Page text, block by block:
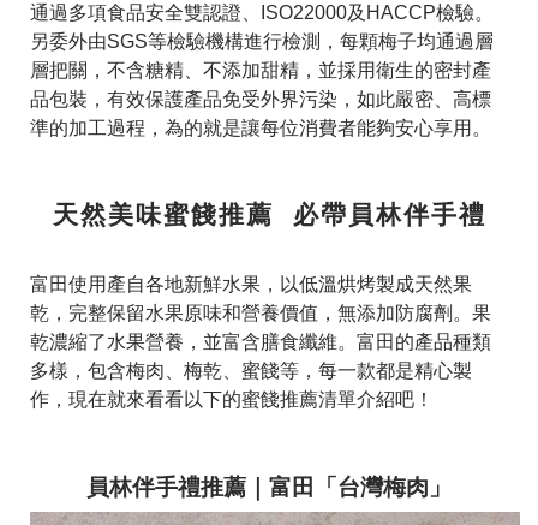
通過多項食品安全雙認證、ISO22000及HACCP檢驗。
另委外由SGS等檢驗機構進行檢測，每顆梅子均通過層
層把關，不含糖精、不添加甜精，並採用衛生的密封產
品包裝，有效保護產品免受外界污染，如此嚴密、高標
準的加工過程，為的就是讓每位消費者能夠安心享用。
天然美味蜜餞推薦 必帶員林伴手禮
富田使用產自各地新鮮水果，以低溫烘烤製成天然果
乾，完整保留水果原味和營養價值，無添加防腐劑。果
乾濃縮了水果營養，並富含膳食纖維。富田的產品種類
多樣，包含梅肉、梅乾、蜜餞等，每一款都是精心製
作，現在就來看看以下的蜜餞推薦清單介紹吧！
員林伴手禮推薦｜富田「台灣梅肉」